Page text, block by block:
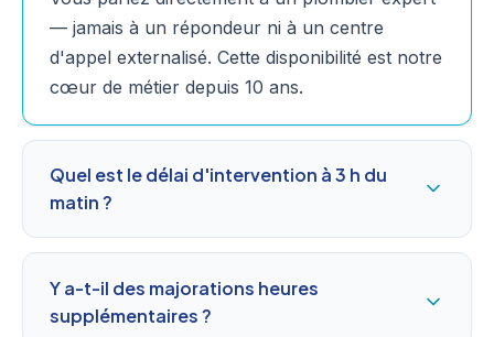
— jamais à un répondeur ni à un centre
d'appel externalisé. Cette disponibilité est notre
cœur de métier depuis 10 ans.
Quel est le délai d'intervention à 3 h du
matin ?
Y a-t-il des majorations heures
supplémentaires ?